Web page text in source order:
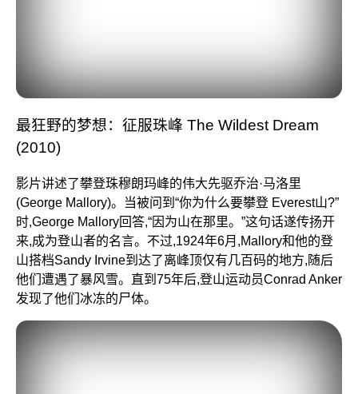
最狂野的梦想：征服珠峰 The Wildest Dream
(2010)
影片讲述了攀登珠穆朗玛峰的伟大先驱乔治·马洛里
(George Mallory)。当被问到“你为什么要攀登 Everest山?”
时,George Mallory回答,“因为山在那里。”这句话遂传扬开
来,成为登山者的名言。不过,1924年6月,Mallory和他的登
山搭档Sandy Irvine到达了离峰顶仅有几百码的地方,随后
他们遭遇了暴风雪。直到75年后,登山运动员Conrad Anker
发现了他们冰冻的尸体。